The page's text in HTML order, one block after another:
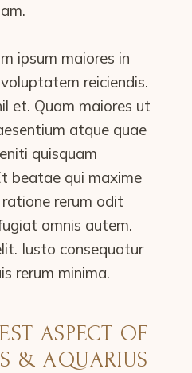
ipsum maiores in
reiciendis.
et. Quam maiores ut
atque quae
quisquam
beatae qui maxime
rerum odit
omnis autem.
Iusto consequatur
rerum minima.
ASPECT OF
& AQUARIUS